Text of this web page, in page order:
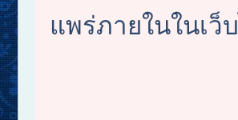
แพร่ภายในในเ